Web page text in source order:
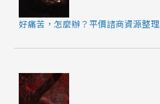
好痛苦，怎麼辦？平價諮商資源整理